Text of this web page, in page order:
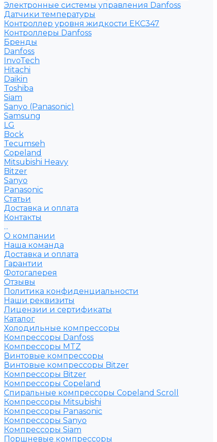
Электронные системы управления Danfoss
Датчики температуры
Контроллер уровня жидкости ЕКС347
Контроллеры Danfoss
Бренды
Danfoss
InvoTech
Hitachi
Daikin
Toshiba
Siam
Sanyo (Panasonic)
Samsung
LG
Bock
Tecumseh
Copeland
Mitsubishi Heavy
Bitzer
Sanyo
Рanasonic
Статьи
Доставка и оплата
Контакты
...
О компании
Наша команда
Доставка и оплата
Гарантии
Фотогалерея
Отзывы
Политика конфиденциальности
Наши реквизиты
Лицензии и сертификаты
Каталог
Холодильные компрессоры
Компрессоры Danfoss
Компрессоры MTZ
Винтовые компрессоры
Винтовые компрессоры Bitzer
Компрессоры Bitzer
Компрессоры Copeland
Спиральные компрессоры Copeland Scroll
Компрессоры Mitsubishi
Компрессоры Panasonic
Компрессоры Sanyo
Компрессоры Siam
Поршневые компрессоры